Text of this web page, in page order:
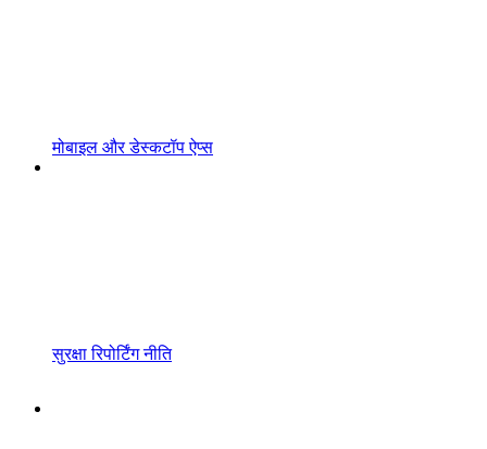
मोबाइल और डेस्कटॉप ऐप्स
सुरक्षा रिपोर्टिंग नीति